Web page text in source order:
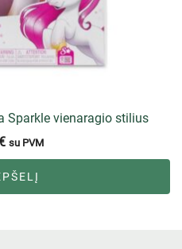
Sparkle vienaragio stilius
su PVM